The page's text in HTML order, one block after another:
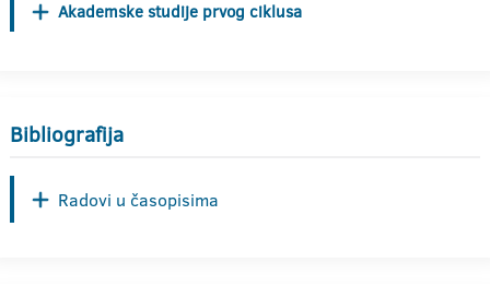
Akademske studije prvog ciklusa
Bibliografija
Radovi u časopisima